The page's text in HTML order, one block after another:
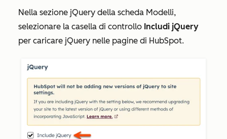
Nella sezione jQuery della scheda Modelli,
selezionare la casella di controllo Includi jQuery
per caricare jQuery nelle pagine di HubSpot.